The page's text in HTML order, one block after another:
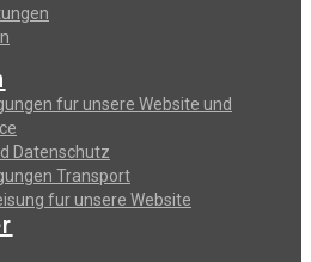
fur unsere Website und
Datenschutz
Transport
fur unsere Website